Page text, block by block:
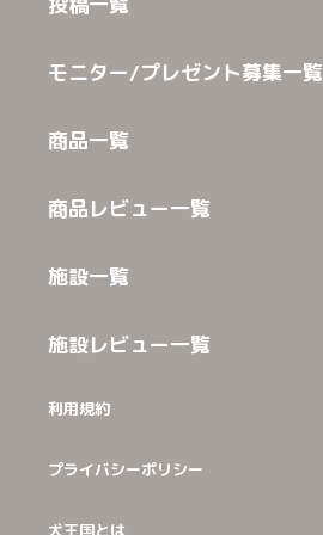
モニター/プレゼント募集一覧
商品一覧
商品レビュー一覧
施設一覧
施設レビュー一覧
利用規約
プライバシーポリシー
犬王国とは